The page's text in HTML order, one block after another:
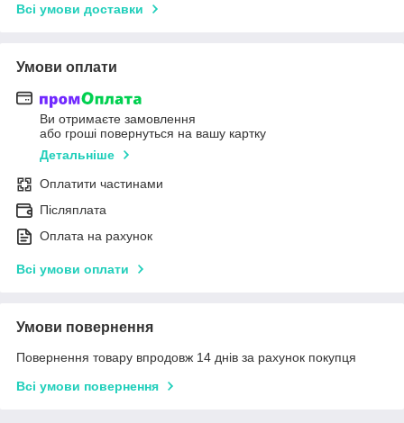
Всі умови доставки
Умови оплати
Ви отримаєте замовлення
або гроші повернуться на вашу картку
Детальніше
Оплатити частинами
Післяплата
Оплата на рахунок
Всі умови оплати
Умови повернення
Повернення товару впродовж 14 днів за рахунок покупця
Всі умови повернення